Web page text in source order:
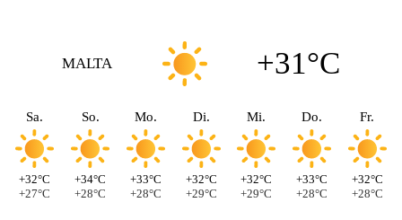
MALTA +31°C
Sa.
+32°C
+27°C
So.
+34°C
+28°C
Mo.
+33°C
+28°C
Di.
+32°C
+29°C
Mi.
+32°C
+29°C
Do.
+33°C
+28°C
Fr.
+32°C
+28°C